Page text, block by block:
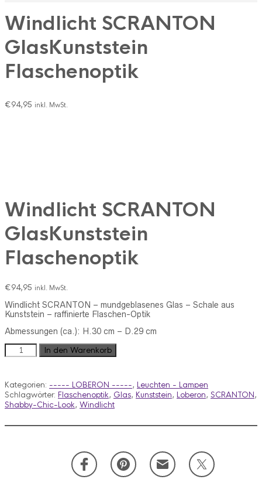
Windlicht SCRANTON
GlasKunststein
Flaschenoptik
€94,95 inkl. MwSt.
Windlicht SCRANTON
GlasKunststein
Flaschenoptik
€94,95 inkl. MwSt.
Windlicht SCRANTON – mundgeblasenes Glas – Schale aus
Kunststein – raffinierte Flaschen-Optik
Abmessungen (ca.): H.30 cm – D.29 cm
Windlicht
SCRANTON
Menge
In den Warenkorb
Kategorien: ----- LOBERON -----, Leuchten - Lampen
Schlagwörter: Flaschenoptik, Glas, Kunststein, Loberon, SCRANTON,
Shabby-Chic-Look, Windlicht